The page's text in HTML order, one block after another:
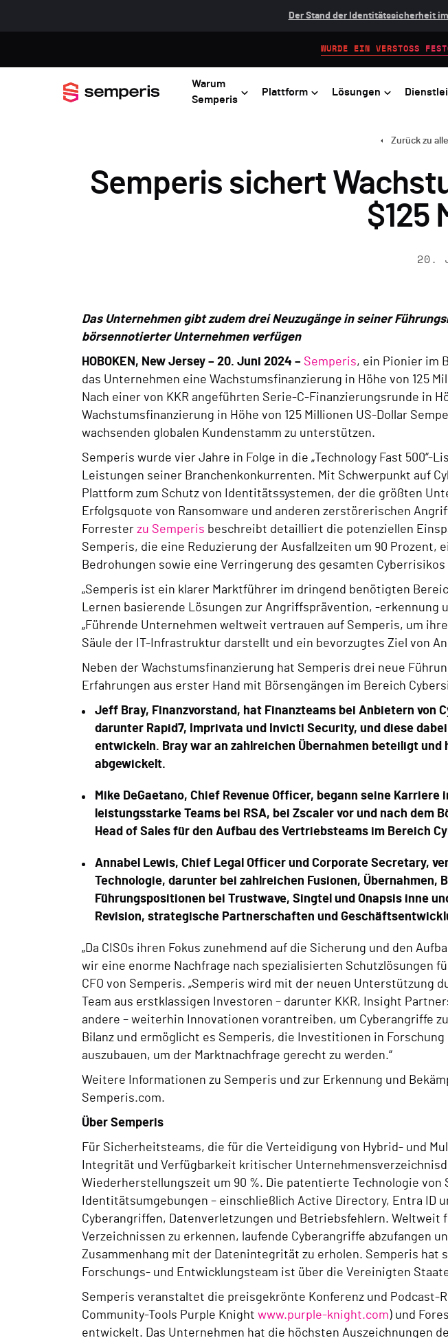
Der Stand der Identitätssicherheit
Warum
Semperis
Plattform Lösungen
WURDE EIN VERSTOSS
Zurück zu
Semperis sichert
$125
20.
Das Unternehmen gibt zudem drei Neuzugänge in seiner
börsennotierter Unternehmen verfügen
HOBOKEN, New Jersey – 20. Juni 2024 – Semperis, ein Pionier im
das Unternehmen eine Wachstumsfinanzierung in Höhe von 125
Nach einer von KKR angeführten Serie-C-Finanzierungsrunde in
Wachstumsfinanzierung in Höhe von 125 Millionen US-Dollar
wachsenden globalen Kundenstamm zu unterstützen.
Semperis wurde vier Jahre in Folge in die „Technology Fast
Leistungen seiner Branchenkonkurrenten. Mit Schwerpunkt auf
Plattform zum Schutz von Identitätssystemen, der die größten
Erfolgsquote von Ransomware und anderen zerstörerischen
Forrester zu Semperis beschreibt detailliert die potenziellen
Semperis, die eine Reduzierung der Ausfallzeiten um 90
Bedrohungen sowie eine Verringerung des gesamten
„Semperis ist ein klarer Marktführer im dringend benötigten
Lernen basierende Lösungen zur Angriffsprävention, -erkennung
„Führende Unternehmen weltweit vertrauen auf Semperis, um
Säule der IT-Infrastruktur darstellt und ein bevorzugtes Ziel von
Neben der Wachstumsfinanzierung hat Semperis drei neue
Erfahrungen aus erster Hand mit Börsengängen im Bereich
Jeff Bray, Finanzvorstand, hat Finanzteams bei Anbietern
darunter Rapid7, Imprivata und Invicti Security, und diese
entwickeln. Bray war an zahlreichen Übernahmen beteiligt
abgewickelt.
Mike DeGaetano, Chief Revenue Officer, begann seine
leistungsstarke Teams bei RSA, bei Zscaler vor und nach dem
Head of Sales für den Aufbau des Vertriebsteams im Bereich
Annabel Lewis, Chief Legal Officer und Corporate Secretary,
Technologie, darunter bei zahlreichen Fusionen,
Führungspositionen bei Trustwave, Singtel und Onapsis inne
Revision, strategische Partnerschaften und
„Da CISOs ihren Fokus zunehmend auf die Sicherung und den
wir eine enorme Nachfrage nach spezialisierten Schutzlösungen
CFO von Semperis. „Semperis wird mit der neuen Unterstützung
Team aus erstklassigen Investoren – darunter KKR, Insight
andere – weiterhin Innovationen vorantreiben, um Cyberangriffe
Bilanz und ermöglicht es Semperis, die Investitionen in
auszubauen, um der Marktnachfrage gerecht zu werden.“
Weitere Informationen zu Semperis und zur Erkennung und
Semperis.com.
Über Semperis
Für Sicherheitsteams, die für die Verteidigung von Hybrid- und
Integrität und Verfügbarkeit kritischer
Wiederherstellungszeit um 90 %. Die patentierte Technologie
Identitätsumgebungen – einschließlich Active Directory, Entra ID
Cyberangriffen, Datenverletzungen und Betriebsfehlern.
Verzeichnissen zu erkennen, laufende Cyberangriffe abzufangen
Zusammenhang mit der Datenintegrität zu erholen. Semperis
Forschungs- und Entwicklungsteam ist über die Vereinigten
Semperis veranstaltet die preisgekrönte Konferenz und Podcast-
Community-Tools Purple Knight www.purple-knight.com) und
entwickelt. Das Unternehmen hat die höchsten Auszeichnungen